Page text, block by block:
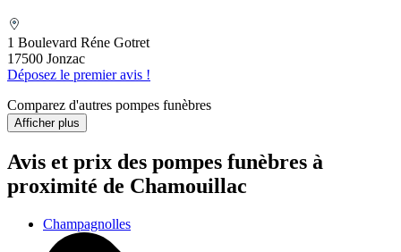
1 Boulevard Réne Gotret
17500 Jonzac
Déposez le premier avis !
Comparez d'autres pompes funèbres
Afficher plus
Avis et prix des pompes funèbres à
proximité de Chamouillac
Champagnolles